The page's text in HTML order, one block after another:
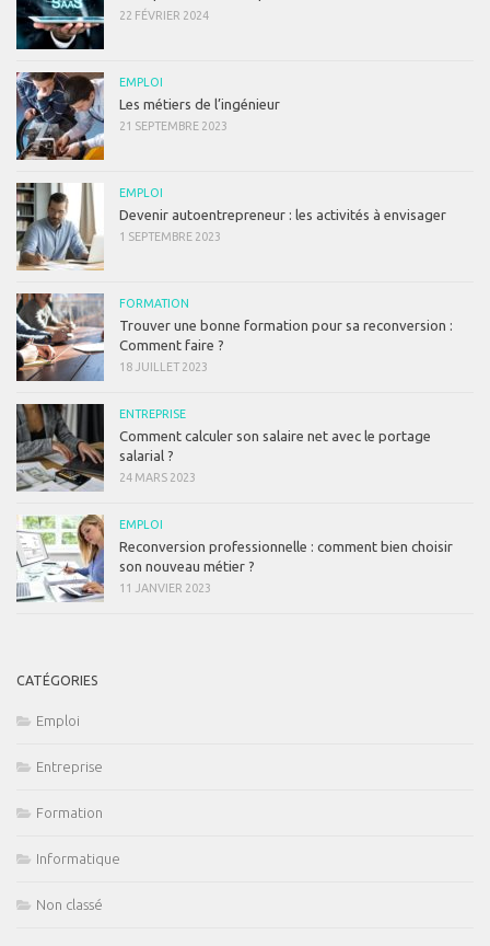
22 FÉVRIER 2024
EMPLOI
Les métiers de l’ingénieur
21 SEPTEMBRE 2023
EMPLOI
Devenir autoentrepreneur : les activités à envisager
1 SEPTEMBRE 2023
FORMATION
Trouver une bonne formation pour sa reconversion :
Comment faire ?
18 JUILLET 2023
ENTREPRISE
Comment calculer son salaire net avec le portage
salarial ?
24 MARS 2023
EMPLOI
Reconversion professionnelle : comment bien choisir
son nouveau métier ?
11 JANVIER 2023
CATÉGORIES
Emploi
Entreprise
Formation
Informatique
Non classé